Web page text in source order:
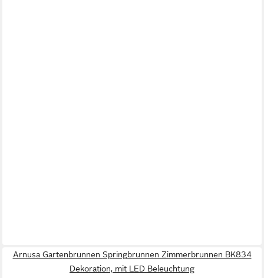
Arnusa Gartenbrunnen Springbrunnen Zimmerbrunnen BK834
Dekoration, mit LED Beleuchtung